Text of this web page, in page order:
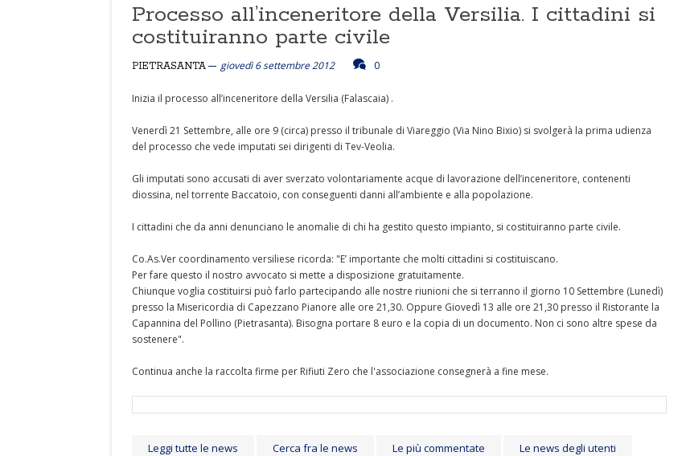
Processo all’inceneritore della Versilia. I cittadini si
costituiranno parte civile
PIETRASANTA giovedì 6 settembre 2012 0
Inizia il processo all’inceneritore della Versilia (Falascaia) .
Venerdì 21 Settembre, alle ore 9 (circa) presso il tribunale di Viareggio (Via Nino Bixio) si svolgerà la prima udienza
del processo che vede imputati sei dirigenti di Tev-Veolia.
Gli imputati sono accusati di aver sverzato volontariamente acque di lavorazione dell’inceneritore, contenenti
diossina, nel torrente Baccatoio, con conseguenti danni all’ambiente e alla popolazione.
I cittadini che da anni denunciano le anomalie di chi ha gestito questo impianto, si costituiranno parte civile.
Co.As.Ver coordinamento versiliese ricorda: "E’ importante che molti cittadini si costituiscano.
Per fare questo il nostro avvocato si mette a disposizione gratuitamente.
Chiunque voglia costituirsi può farlo partecipando alle nostre riunioni che si terranno il giorno 10 Settembre (Lunedì)
presso la Misericordia di Capezzano Pianore alle ore 21,30. Oppure Giovedì 13 alle ore 21,30 presso il Ristorante la
Capannina del Pollino (Pietrasanta). Bisogna portare 8 euro e la copia di un documento. Non ci sono altre spese da
sostenere".
Continua anche la raccolta firme per Rifiuti Zero che l'associazione consegnerà a fine mese.
Leggi tutte le news Cerca fra le news Le più commentate Le news degli utenti